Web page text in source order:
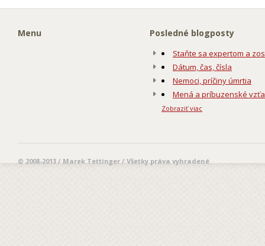
Menu Posledné blogposty
Staňte sa expertom a
Dátum, čas, čísla
Nemoci, príčiny úmrtia
Mená a príbuzenské
Zobraziť viac
© 2008-2013 / Marek Tettinger / Všetky práva vyhradené